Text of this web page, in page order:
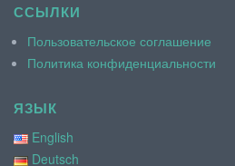
ССЫЛКИ
Пользовательское соглашение
Политика конфиденциальности
ЯЗЫК
English
Deutsch